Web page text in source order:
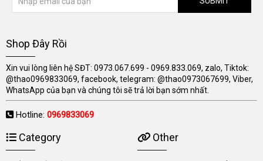
Shop Đây Rồi
Xin vui lòng liên hệ SĐT: 0973.067.699 - 0969.833.069, zalo, Tiktok:
@thao0969833069, facebook, telegram: @thao0973067699, Viber,
WhatsApp của bạn và chúng tôi sẽ trả lời bạn sớm nhất.
Hotline: 0969833069
Category Other